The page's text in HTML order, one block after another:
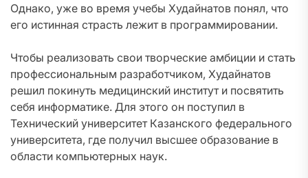
Однако, уже во время учебы Худайнатов понял, что
его истинная страсть лежит в программировании.
Чтобы реализовать свои творческие амбиции и стать
профессиональным разработчиком, Худайнатов
решил покинуть медицинский институт и посвятить
себя информатике. Для этого он поступил в
Технический университет Казанского федерального
университета, где получил высшее образование в
области компьютерных наук.